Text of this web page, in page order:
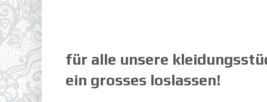
für alle unsere
ein grosses loslassen!